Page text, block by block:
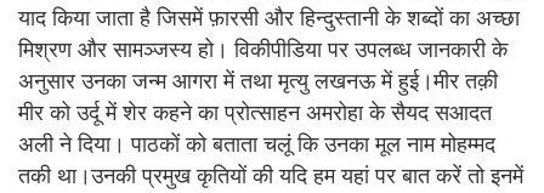
याद किया जाता है जिसमें फ़ारसी और हिन्दुस्तानी के शब्दों का अच्छा
मिश्रण और सामञ्जस्य हो। विकीपीडिया पर उपलब्ध जानकारी के
अनुसार उनका जन्म आगरा में तथा मृत्यु लखनऊ में हुई।मीर तक़ी
मीर को उर्दू में शेर कहने का प्रोत्साहन अमरोहा के सैयद सआदत
अली ने दिया। पाठकों को बताता चलूं कि उनका मूल नाम मोहम्मद
तकी था।उनकी प्रमुख कृतियों की यदि हम यहां पर बात करें तो इनमें